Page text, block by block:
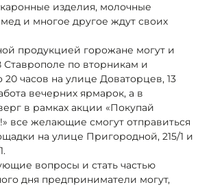
изделия, молочные
и многое другое ждут своих
продукцией горожане могут и
по вторникам и
20 часов на улице Доваторцев, 13
вечерних ярмарок, а в
в рамках акции «Покупай
все желающие смогут отправиться
на улице Пригородной, 215/1 и
вопросы и стать частью
дня предприниматели могут,